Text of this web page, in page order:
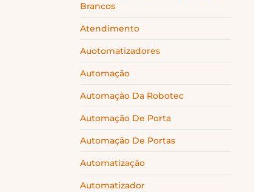
Brancos
Atendimento
Auotomatizadores
Automação
Automação Da Robotec
Automação De Porta
Automação De Portas
Automatização
Automatizador